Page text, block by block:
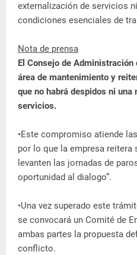
externalización de servicios
condiciones esenciales de
Nota de prensa
El Consejo de Administración
área de mantenimiento y
que no habrá despidos ni
servicios.
•Este compromiso atiende
por lo que la empresa reitera
levanten las jornadas de
oportunidad al dialogo”.
•Una vez superado este
se convocará un Comité de
ambas partes la propuesta
conflicto.